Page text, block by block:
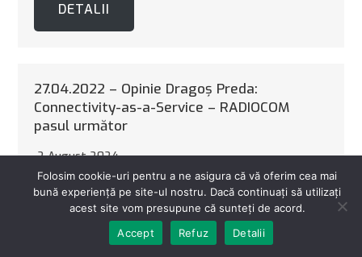
DETALII
27.04.2022 – Opinie Dragoş Preda:
Connectivity-as-a-Service – RADIOCOM
pasul următor
2 August 2024
DETALII
Folosim cookie-uri pentru a ne asigura că vă oferim cea mai
bună experiență pe site-ul nostru. Dacă continuați să utilizați
acest site vom presupune că sunteți de acord.
Accept
Refuz Detalii